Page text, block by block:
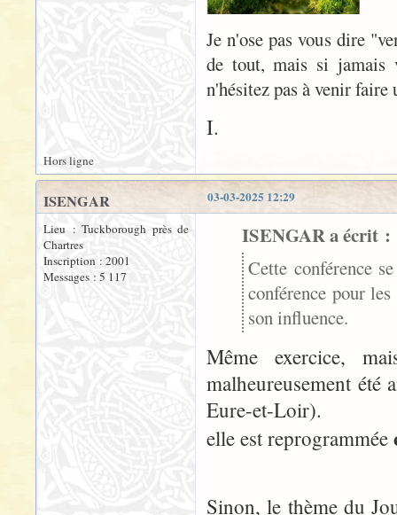
Je n'ose pas vous dire
de tout, mais si jamais
n'hésitez pas à venir faire
I.
Hors ligne
03-03-2025 12:29
ISENGAR
Lieu : Tuckborough près de
Chartres
Inscription : 2001
Messages : 5 117
ISENGAR a écrit :
Cette conférence
conférence pour
son influence.
Même exercice,
malheureusement été
Eure-et-Loir).
elle est reprogrammée
Sinon, le thème du